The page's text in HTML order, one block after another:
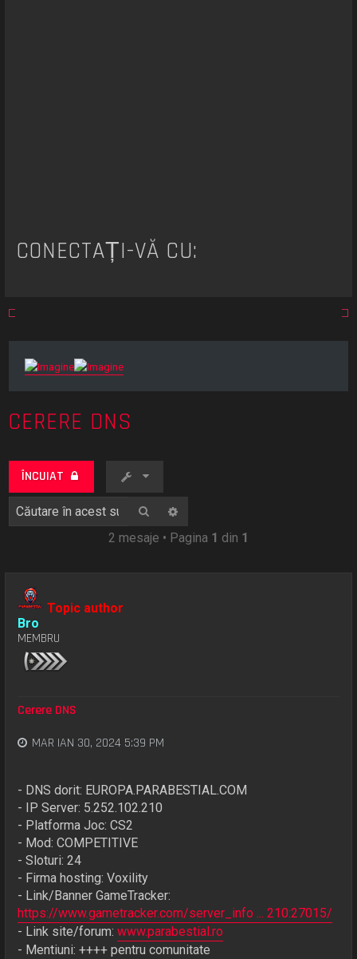
CONECTAȚI-VĂ CU:
CERERE DNS
ÎNCUIAT
Căutare
2 mesaje • Pagina 1 din 1
Topic author
Bro
MEMBRU
Cerere DNS
MAR IAN 30, 2024 5:39 PM
- DNS dorit: EUROPA.PARABESTIAL.COM
- IP Server: 5.252.102.210
- Platforma Joc: CS2
- Mod: COMPETITIVE
- Sloturi: 24
- Firma hosting: Voxility
- Link/Banner GameTracker:
https://www.gametracker.com/server_info ... 210:27015/
- Link site/forum:www.parabestial.ro
- Mentiuni: ++++ pentru comunitate